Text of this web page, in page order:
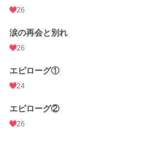
26
涙の再会と別れ
26
エピローグ①
24
エピローグ②
26